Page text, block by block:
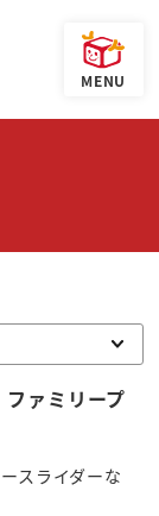
ァミリープ
スライダーな